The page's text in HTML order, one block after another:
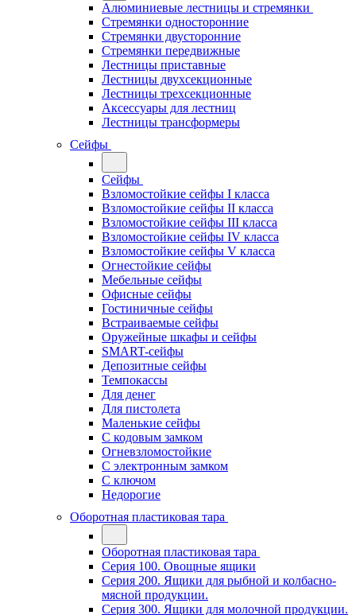
Алюминиевые лестницы и стремянки
Стремянки односторонние
Стремянки двусторонние
Стремянки передвижные
Лестницы приставные
Лестницы двухсекционные
Лестницы трехсекционные
Аксессуары для лестниц
Лестницы трансформеры
Сейфы
Сейфы
Взломостойкие сейфы I класса
Взломостойкие сейфы II класса
Взломостойкие сейфы III класса
Взломостойкие сейфы IV класса
Взломостойкие сейфы V класса
Огнестойкие сейфы
Мебельные сейфы
Офисные сейфы
Гостиничные сейфы
Встраиваемые сейфы
Оружейные шкафы и сейфы
SMART-сейфы
Депозитные сейфы
Темпокассы
Для денег
Для пистолета
Маленькие сейфы
С кодовым замком
Огневзломостойкие
С электронным замком
С ключом
Недорогие
Оборотная пластиковая тара
Оборотная пластиковая тара
Серия 100. Овощные ящики
Серия 200. Ящики для рыбной и колбасно-
мясной продукции.
Серия 300. Ящики для молочной продукции.